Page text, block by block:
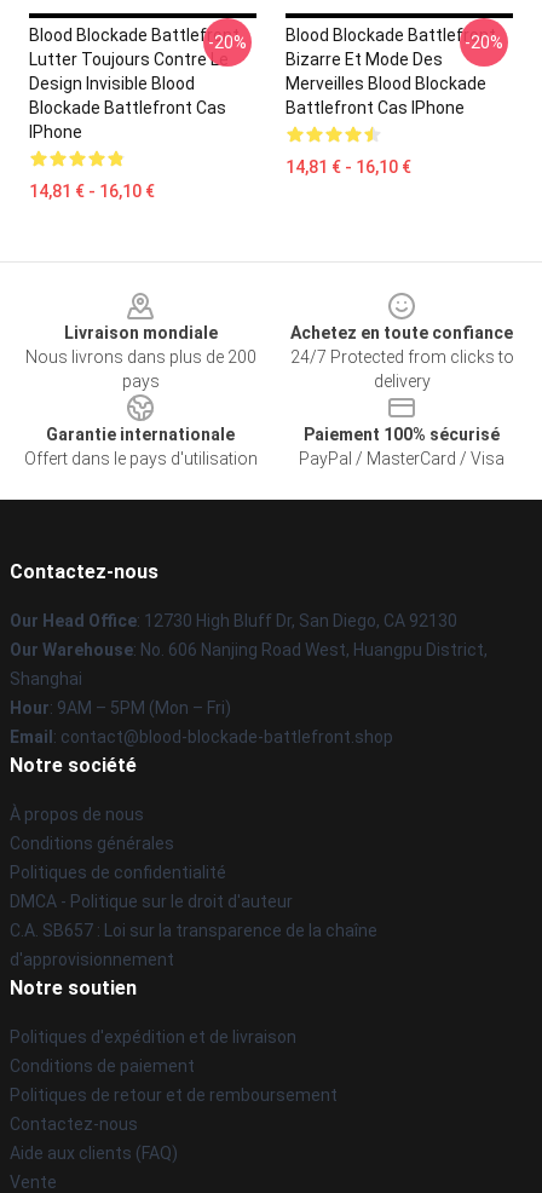
Blood Blockade Battlefront
Lutter Toujours Contre Le
Design Invisible Blood
Blockade Battlefront Cas
IPhone
14,81 € - 16,10 €
-20%
Blood Blockade Battlefront
Bizarre Et Mode Des
Merveilles Blood Blockade
Battlefront Cas IPhone
14,81 € - 16,10 €
-20%
Livraison mondiale
Nous livrons dans plus de 200
pays
Achetez en toute confiance
24/7 Protected from clicks to
delivery
Garantie internationale
Offert dans le pays d'utilisation
Paiement 100% sécurisé
PayPal / MasterCard / Visa
Contactez-nous
Our Head Office: 12730 High Bluff Dr, San Diego, CA 92130
Our Warehouse: No. 606 Nanjing Road West, Huangpu District,
Shanghai
Hour: 9AM – 5PM (Mon – Fri)
Email : contact@blood-blockade-battlefront.shop
Notre société
À propos de nous
Conditions générales
Politiques de confidentialité
DMCA - Politique sur le droit d'auteur
C.A. SB657 : Loi sur la transparence de la chaîne
d'approvisionnement
Notre soutien
Politiques d'expédition et de livraison
Conditions de paiement
Politiques de retour et de remboursement
Contactez-nous
Aide aux clients (FAQ)
Vente